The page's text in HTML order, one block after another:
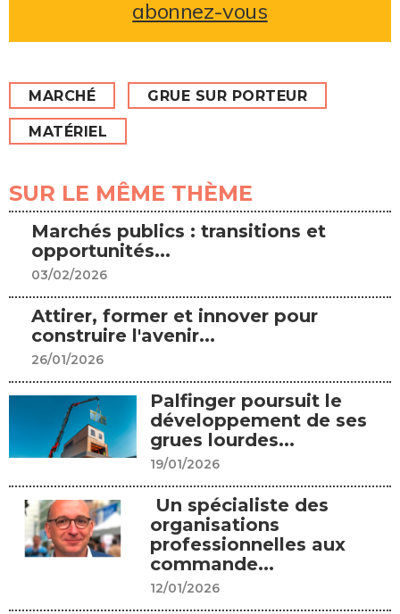
abonnez-vous
MARCHÉ GRUE SUR PORTEUR
MATÉRIEL
SUR LE MÊME THÈME
Marchés publics : transitions et
opportunités...
03/02/2026
Attirer, former et innover pour
construire l'avenir...
26/01/2026
Palfinger poursuit le
développement de ses
grues lourdes...
19/01/2026
Un spécialiste des
organisations
professionnelles aux
commande...
12/01/2026